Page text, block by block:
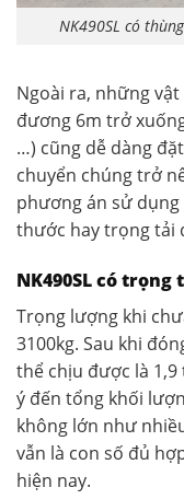
NK490SL có
Ngoài ra, những
đương 6m trở
…) cũng dễ dàng
chuyển chúng trở
phương án sử dụng
thước hay trọng tải
NK490SL có trọng
Trọng lượng khi
3100kg. Sau khi
thể chịu được là 1,9
ý đến tổng khối
không lớn như
vẫn là con số đủ
hiện nay.